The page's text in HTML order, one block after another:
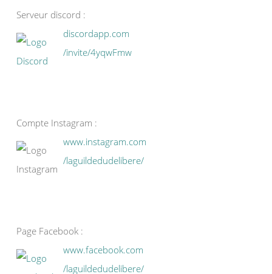
Serveur discord :
discordapp.com
/invite/4yqwFmw
Compte Instagram :
www.instagram.com
/laguildedudelibere/
Page Facebook :
www.facebook.com
/laguildedudelibere/